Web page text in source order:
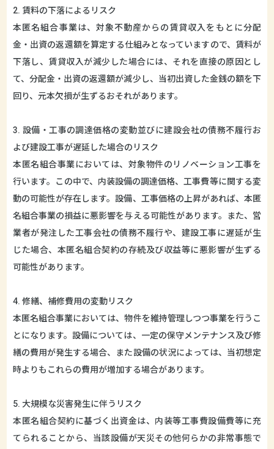
2. 賃料の下落によるリスク
本匿名組合事業は、対象不動産からの賃貸収入をもとに分配
金・出資の返還額を算定する仕組みとなっていますので、賃料が
下落し、賃貸収入が減少した場合には、それを直接の原因とし
て、分配金・出資の返還額が減少し、当初出資した金銭の額を下
回り、元本欠損が生ずるおそれがあります。
3. 設備・工事の調達価格の変動並びに建設会社の債務不履行お
よび建設工事が遅延した場合のリスク
本匿名組合事業においては、対象物件のリノベーション工事を
行います。この中で、内装設備の調達価格、工事費等に関する変
動の可能性が存在します。設備、工事価格の上昇があれば、本匿
名組合事業の損益に悪影響を与える可能性があります。また、営
業者が発注した工事会社の債務不履行や、建設工事に遅延が生
じた場合、本匿名組合契約の存続及び収益等に悪影響が生ずる
可能性があります。
4. 修繕、補修費用の変動リスク
本匿名組合事業においては、物件を維持管理しつつ事業を行うこ
とになります。設備については、一定の保守メンテナンス及び修
繕の費用が発生する場合、また設備の状況によっては、当初想定
時よりもこれらの費用が増加する場合があります。
5. 大規模な災害発生に伴うリスク
本匿名組合契約に基づく出資金は、内装等工事費設備費等に充
てられることから、当該設備が天災その他何らかの非常事態で